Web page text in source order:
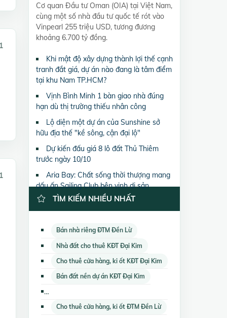
Cơ quan Đầu tư Oman (OIA) tại Việt Nam,
cùng một số nhà đầu tư quốc tế rót vào
Vinpearl 255 triệu USD, tương đương
khoảng 6.700 tỷ đồng.
Khi mật độ xây dựng thành lợi thế cạnh
tranh đắt giá, dự án nào đang là tâm điểm
tại khu Nam TP.HCM?
Vịnh Bình Minh 1 bàn giao nhà đúng
hạn dù thị trường thiếu nhân công
Lộ diện một dự án của Sunshine sở
hữu địa thế "kề sông, cận đại lộ"
Dự kiến đấu giá 8 lô đất Thủ Thiêm
trước ngày 10/10
Aria Bay: Chất sống thời thượng mang
dấu ấn Sailing Club bên vịnh di sản
TÌM KIẾM NHIỀU NHẤT
Bán nhà riêng ĐTM Đền Lừ
Nhà đất cho thuê KĐT Đại Kim
Cho thuê cửa hàng, ki ốt KĐT Đại Kim
Bán đất nền dự án KĐT Đại Kim
Cho thuê cửa hàng, ki ốt ĐTM Đền Lừ